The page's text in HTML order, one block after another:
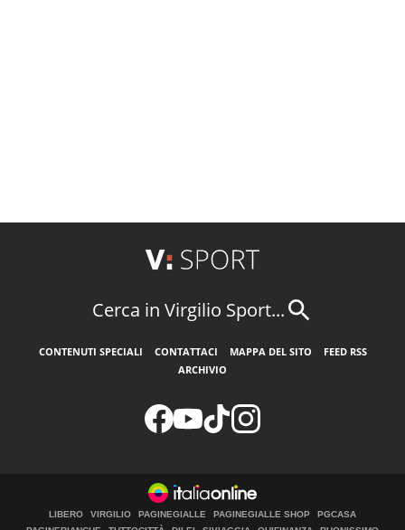
Cerca in Virgilio Sport...
CONTENUTI SPECIALI CONTATTACI MAPPA DEL SITO
FEED RSS
ARCHIVIO
LIBERO VIRGILIO PAGINEGIALLE PAGINEGIALLE SHOP
PGCASA